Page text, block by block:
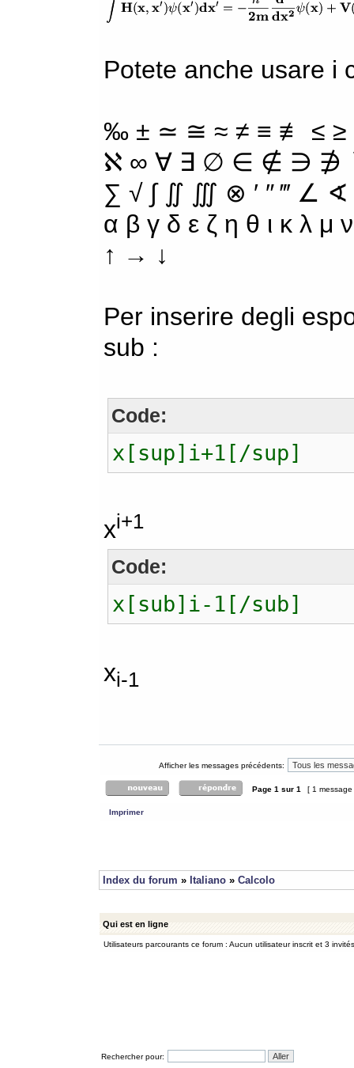
Potete anche usare i
‰ ± ≃ ≅ ≈ ≠ ≡ ≢ ≤
ℵ ∞ ∀ ∃ ∅ ∈ ∉ ∋ ∌
∑ √ ∫ ∬ ∭ ⊗ ′ ″ ‴ ∠
α β γ δ ε ζ η θ ι κ λ
↑ → ↓
Per inserire degli
sub :
Code:
x[sup]i+1[/sup]
xi+1
Code:
x[sub]i-1[/sub]
xi-1
Afficher les messages précédents:
Page 1 sur 1 [ 1
Imprimer
Index du forum » Italiano » Calcolo
Qui est en ligne
Utilisateurs parcourants ce forum : Aucun utilisateur inscrit et 3 invités
Rechercher pour: